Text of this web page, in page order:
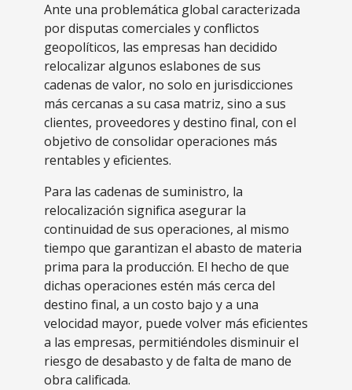
Ante una problemática global caracterizada
por disputas comerciales y conflictos
geopolíticos, las empresas han decidido
relocalizar algunos eslabones de sus
cadenas de valor, no solo en jurisdicciones
más cercanas a su casa matriz, sino a sus
clientes, proveedores y destino final, con el
objetivo de consolidar operaciones más
rentables y eficientes.
Para las cadenas de suministro, la
relocalización significa asegurar la
continuidad de sus operaciones, al mismo
tiempo que garantizan el abasto de materia
prima para la producción. El hecho de que
dichas operaciones estén más cerca del
destino final, a un costo bajo y a una
velocidad mayor, puede volver más eficientes
a las empresas, permitiéndoles disminuir el
riesgo de desabasto y de falta de mano de
obra calificada.